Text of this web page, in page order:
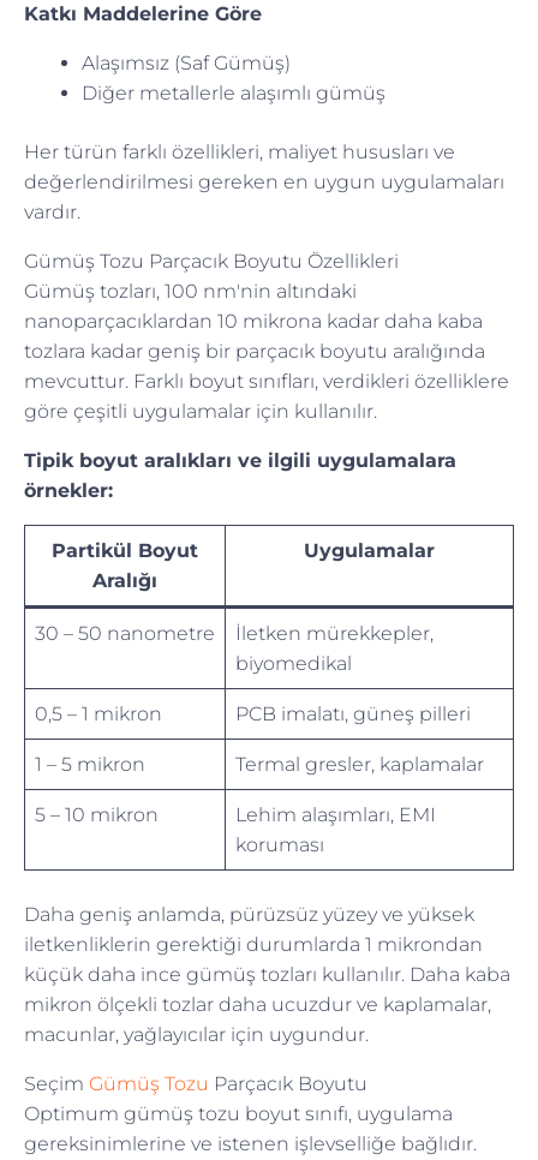
Katkı Maddelerine Göre
Alaşımsız (Saf Gümüş)
Diğer metallerle alaşımlı gümüş
Her türün farklı özellikleri, maliyet hususları ve
değerlendirilmesi gereken en uygun uygulamaları
vardır.
Gümüş Tozu Parçacık Boyutu Özellikleri
Gümüş tozları, 100 nm'nin altındaki
nanoparçacıklardan 10 mikrona kadar daha kaba
tozlara kadar geniş bir parçacık boyutu aralığında
mevcuttur. Farklı boyut sınıfları, verdikleri özelliklere
göre çeşitli uygulamalar için kullanılır.
Tipik boyut aralıkları ve ilgili uygulamalara
örnekler:
Partikül Boyut
Aralığı
Uygulamalar
30 – 50 nanometre
İletken mürekkepler,
biyomedikal
0,5 – 1 mikron PCB imalatı, güneş pilleri
1 – 5 mikron Termal gresler, kaplamalar
5 – 10 mikron
Lehim alaşımları, EMI
koruması
Daha geniş anlamda, pürüzsüz yüzey ve yüksek
iletkenliklerin gerektiği durumlarda 1 mikrondan
küçük daha ince gümüş tozları kullanılır. Daha kaba
mikron ölçekli tozlar daha ucuzdur ve kaplamalar,
macunlar, yağlayıcılar için uygundur.
Seçim Gümüş Tozu Parçacık Boyutu
Optimum gümüş tozu boyut sınıfı, uygulama
gereksinimlerine ve istenen işlevselliğe bağlıdır.